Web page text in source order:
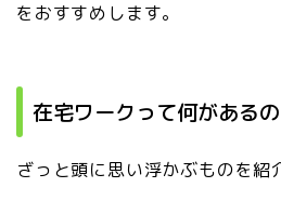
をおすすめします。
在宅ワークって何がある
ざっと頭に思い浮かぶものを紹